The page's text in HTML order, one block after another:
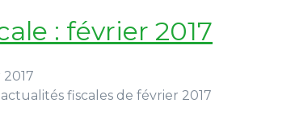
: février 2017
fiscales de février 2017